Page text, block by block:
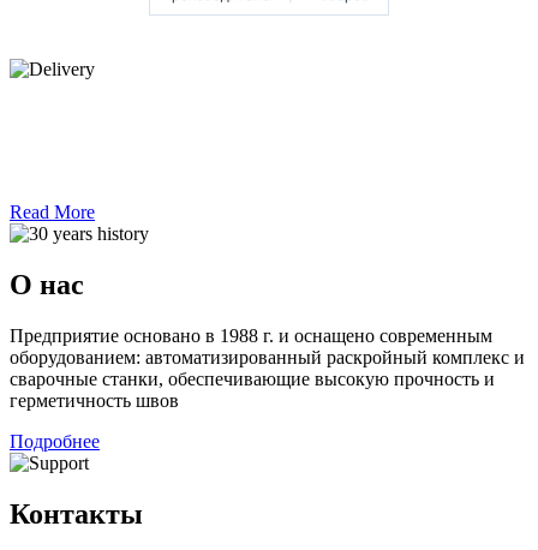
Read More
О нас
Предприятие основано в 1988 г. и оснащено современным
оборудованием: автоматизированный раскройный комплекс и
сварочные станки, обеспечивающие высокую прочность и
герметичность швов
Подробнее
Контакты